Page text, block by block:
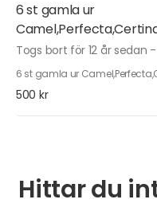
6 st gamla ur
Togs bort för 12 år sedan -
6 st gamla ur
500 kr
Hittar du